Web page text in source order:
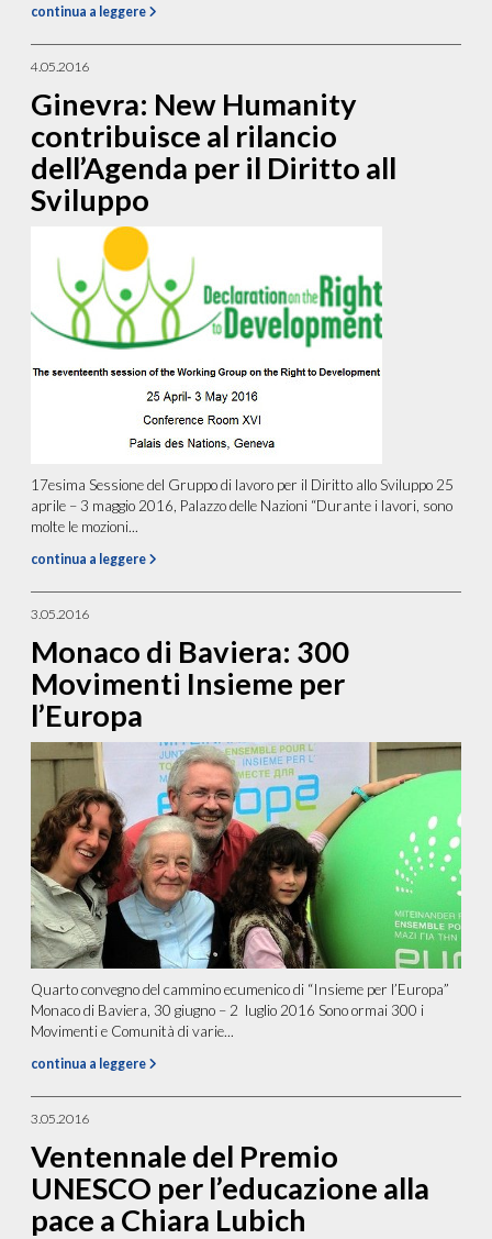
continua a leggere
4.05.2016
Ginevra: New Humanity
contribuisce al rilancio
dell’Agenda per il Diritto all
Sviluppo
17esima Sessione del Gruppo di lavoro per il Diritto allo Sviluppo 25
aprile – 3 maggio 2016, Palazzo delle Nazioni “Durante i lavori, sono
molte le mozioni...
continua a leggere
3.05.2016
Monaco di Baviera: 300
Movimenti Insieme per
l’Europa
Quarto convegno del cammino ecumenico di “Insieme per l’Europa”
Monaco di Baviera, 30 giugno – 2 luglio 2016 Sono ormai 300 i
Movimenti e Comunità di varie...
continua a leggere
3.05.2016
Ventennale del Premio
UNESCO per l’educazione alla
pace a Chiara Lubich